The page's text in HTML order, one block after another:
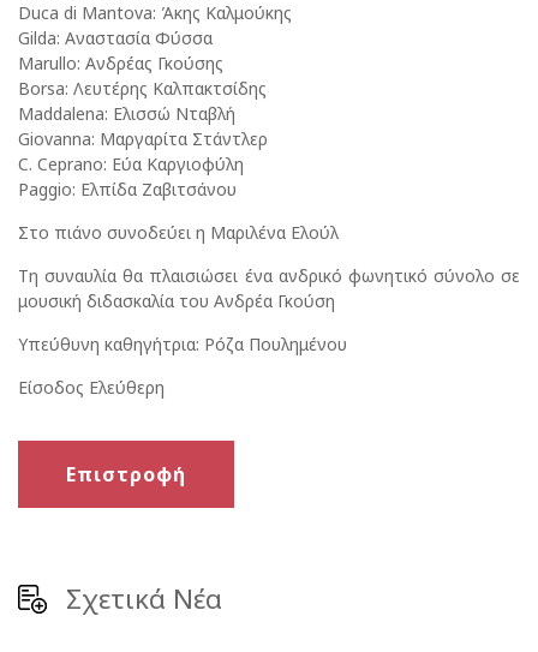
Duca di Mantova: Άκης Καλμούκης
Gilda: Αναστασία Φύσσα
Marullo: Ανδρέας Γκούσης
Borsa: Λευτέρης Καλπακτσίδης
Maddalena: Ελισσώ Νταβλή
Giovanna: Μαργαρίτα Στάντλερ
C. Ceprano: Εύα Καργιοφύλη
Paggio: Ελπίδα Ζαβιτσάνου
Στο πιάνο συνοδεύει η Μαριλένα Ελούλ
Τη συναυλία θα πλαισιώσει ένα ανδρικό φωνητικό σύνολο σε
μουσική διδασκαλία του Ανδρέα Γκούση
Υπεύθυνη καθηγήτρια: Ρόζα Πουλημένου
Είσοδος Ελεύθερη
Επιστροφή
Σχετικά Νέα